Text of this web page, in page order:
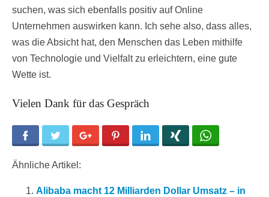
suchen, was sich ebenfalls positiv auf Online
Unternehmen auswirken kann. Ich sehe also, dass alles,
was die Absicht hat, den Menschen das Leben mithilfe
von Technologie und Vielfalt zu erleichtern, eine gute
Wette ist.
Vielen Dank für das Gespräch
Facebook Twitter Google+ Pinterest LinkedIn
Ähnliche Artikel:
Alibaba macht 12 Milliarden Dollar Umsatz – in